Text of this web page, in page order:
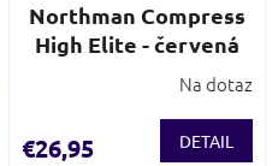
Northman Compress
High Elite - červená
Na dotaz
€26,95 DETAIL